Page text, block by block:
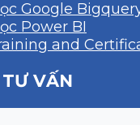
Google
Power BI
and
VẤN